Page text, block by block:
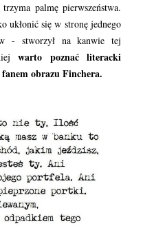
palmę pierwszeństwa.
ukłonić się w stronę jednego
- stworzył na kanwie tej
warto poznać literacki
fanem obrazu Finchera.